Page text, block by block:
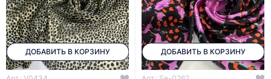
ДОБАВИТЬ В КОРЗИНУ ДОБАВИТЬ В КОРЗИНУ